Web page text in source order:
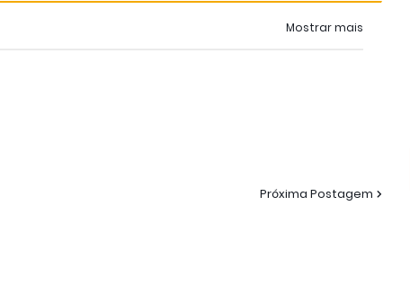
Mostrar mais
Próxima Postagem